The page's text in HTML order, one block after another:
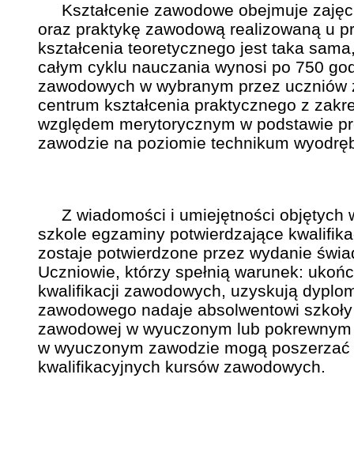
Kształcenie zawodowe obejmuje
oraz praktykę zawodową realizowaną u
kształcenia teoretycznego jest taka
całym cyklu nauczania wynosi po 750
zawodowych w wybranym przez
centrum kształcenia praktycznego z
względem merytorycznym w podstawie
zawodzie na poziomie technikum
Z wiadomości i umiejętności objętych
szkole egzaminy potwierdzające
zostaje potwierdzone przez wydanie
Uczniowie, którzy spełnią warunek:
kwalifikacji zawodowych, uzyskują
zawodowego nadaje absolwentowi
zawodowej w wyuczonym lub
w wyuczonym zawodzie mogą
kwalifikacyjnych kursów zawodowych.